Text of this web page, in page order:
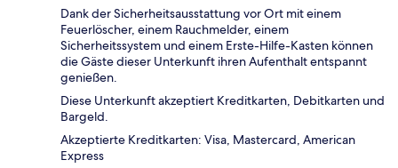
Dank der Sicherheitsausstattung vor Ort mit einem
Feuerlöscher, einem Rauchmelder, einem
Sicherheitssystem und einem Erste-Hilfe-Kasten können
die Gäste dieser Unterkunft ihren Aufenthalt entspannt
genießen.
Diese Unterkunft akzeptiert Kreditkarten, Debitkarten und
Bargeld.
Akzeptierte Kreditkarten: Visa, Mastercard, American
Express